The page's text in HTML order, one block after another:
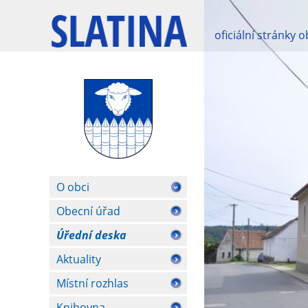
O obci
Obecní úřad
Úřední deska
Aktuality
Místní rozhlas
oficiální stránky